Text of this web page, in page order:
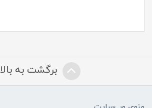
برگشت به بالا